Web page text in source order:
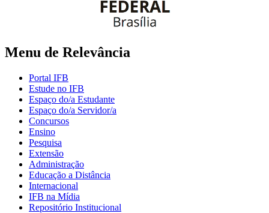
Menu de Relevância
Portal IFB
Estude no IFB
Espaço do/a Estudante
Espaço do/a Servidor/a
Concursos
Ensino
Pesquisa
Extensão
Administração
Educação a Distância
Internacional
IFB na Mídia
Repositório Institucional